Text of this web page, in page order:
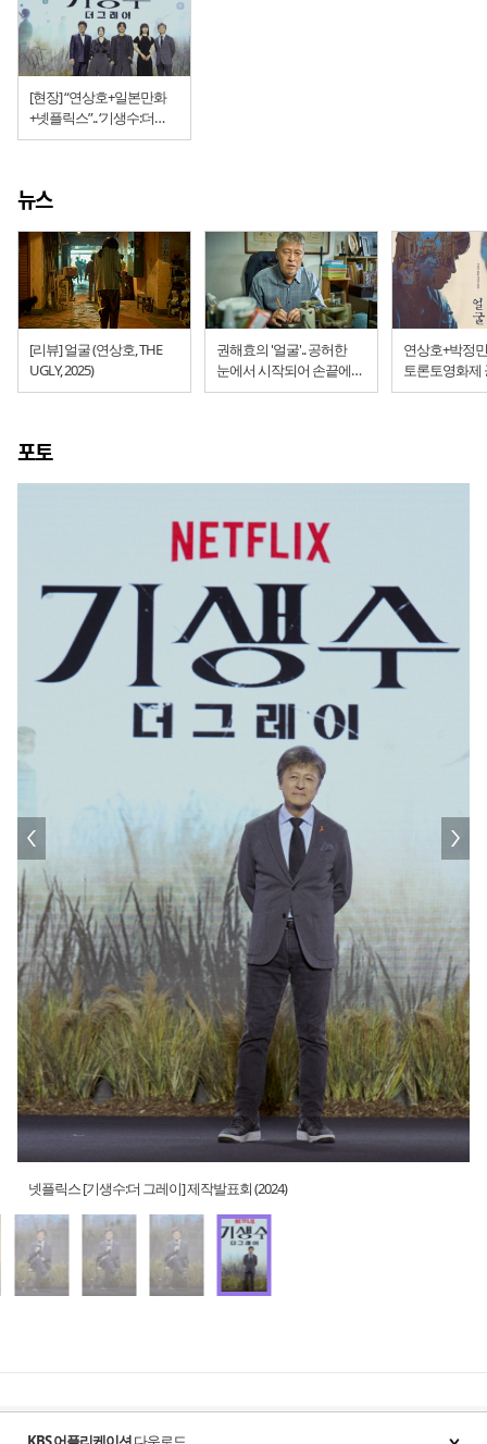
[현장] “연상호+일본만화
+넷플릭스”.. ‘기생수:더
그레이’ 제작발표회
뉴스
[리뷰] 얼굴 (연상호, THE
UGLY, 2025)
권해효의 '얼굴'.. 공허한
눈에서 시작되어 손끝에서
완성되는 인물
연상호+박정
토론토영화제
"그 얼굴에 1970년대
포토
넷플릭스 [기생수:더 그레이] 제작발표회 (2024)